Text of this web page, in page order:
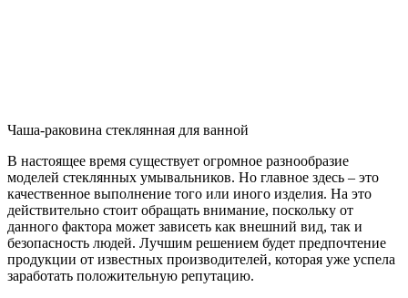
Чаша-раковина стеклянная для ванной
В настоящее время существует огромное разнообразие
моделей стеклянных умывальников. Но главное здесь – это
качественное выполнение того или иного изделия. На это
действительно стоит обращать внимание, поскольку от
данного фактора может зависеть как внешний вид, так и
безопасность людей. Лучшим решением будет предпочтение
продукции от известных производителей, которая уже успела
заработать положительную репутацию.